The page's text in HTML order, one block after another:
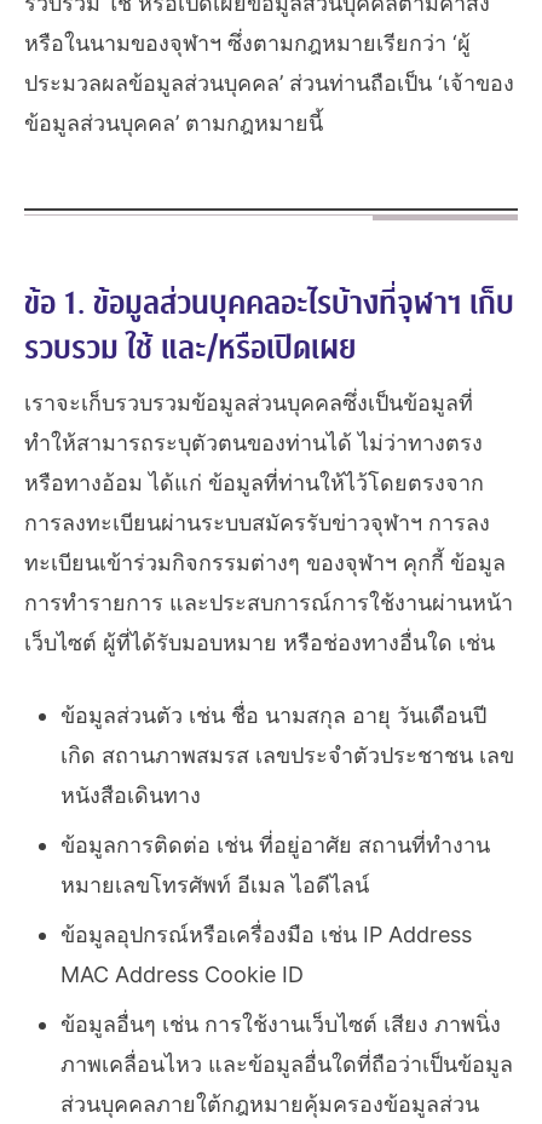
หรือในนามของจุฬาฯ ซึ่งตามกฎหมายเรียกว่า ‘ผู้
ประมวลผลข้อมูลส่วนบุคคล’ ส่วนท่านถือเป็น ‘เจ้าของ
ข้อมูลส่วนบุคคล’ ตามกฎหมายนี้
ข้อ 1. ข้อมูลส่วนบุคคลอะไรบ้างที่จุฬาฯ เก็บ
รวบรวม ใช้ และ/หรือเปิดเผย
เราจะเก็บรวบรวมข้อมูลส่วนบุคคลซึ่งเป็นข้อมูลที่
ทำให้สามารถระบุตัวตนของท่านได้ ไม่ว่าทางตรง
หรือทางอ้อม ได้แก่ ข้อมูลที่ท่านให้ไว้โดยตรงจาก
การลงทะเบียนผ่านระบบสมัครรับข่าวจุฬาฯ การลง
ทะเบียนเข้าร่วมกิจกรรมต่างๆ ของจุฬาฯ คุกกี้ ข้อมูล
การทำรายการ และประสบการณ์การใช้งานผ่านหน้า
เว็บไซต์ ผู้ที่ได้รับมอบหมาย หรือช่องทางอื่นใด เช่น
ข้อมูลส่วนตัว เช่น ชื่อ นามสกุล อายุ วันเดือนปี
เกิด สถานภาพสมรส เลขประจำตัวประชาชน เลข
หนังสือเดินทาง
ข้อมูลการติดต่อ เช่น ที่อยู่อาศัย สถานที่ทำงาน
หมายเลขโทรศัพท์ อีเมล ไอดีไลน์
ข้อมูลอุปกรณ์หรือเครื่องมือ เช่น IP Address
MAC Address Cookie ID
ข้อมูลอื่นๆ เช่น การใช้งานเว็บไซต์ เสียง ภาพนิ่ง
ภาพเคลื่อนไหว และข้อมูลอื่นใดที่ถือว่าเป็นข้อมูล
ส่วนบุคคลภายใต้กฎหมายคุ้มครองข้อมูลส่วน